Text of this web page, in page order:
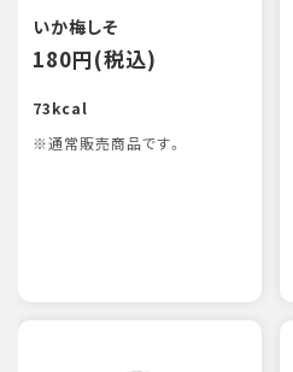
いか梅しそ
180円(税込)
73kcal
※通常販売商品です。